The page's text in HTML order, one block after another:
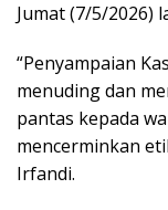
Jumat (7/5/2026)
“Penyampaian
menuding dan
pantas kepada
mencerminkan
Irfandi.